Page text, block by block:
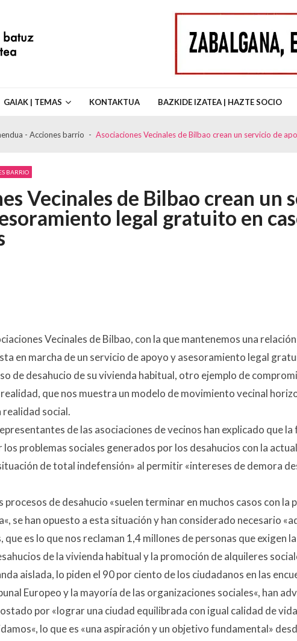
Zabalgana Batuz Auzo Elkartea
GAIAK | TEMAS KONTAKTUA BAZKIDE IZATEA | HAZTE SOCIO
- Acciones barrio Asociaciones Vecinales de Bilbao crean un servicio de
BARRIO
Vecinales de Bilbao crean un
legal gratuito en
Vecinales de Bilbao, con la que mantenemos una
en marcha de un servicio de apoyo y asesoramiento legal
de desahucio de su vivienda habitual, otro ejemplo de
que nos muestra un modelo de movimiento vecinal
social.
de las asociaciones de vecinos han explicado que
problemas sociales generados por los desahucios con la
de total indefensión» al permitir «intereses de demora
procesos de desahucio «suelen terminar en muchos casos con la
«, se han opuesto a esta situación y han considerado necesario «
es lo que nos reclaman 1,4 millones de personas que exigen
de la vivienda habitual y la promoción de alquileres
aislada, lo piden el 90 por ciento de los ciudadanos en las
Europeo y la mayoría de las organizaciones sociales«, han
por «lograr una ciudad equilibrada con igual calidad de
«, lo que es «una aspiración y un objetivo fundamental»